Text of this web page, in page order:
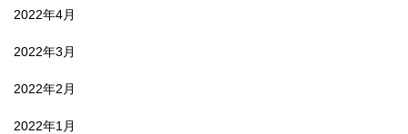
2022年4月
2022年3月
2022年2月
2022年1月